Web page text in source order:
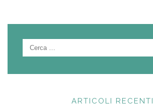
Ricerca
ARTICOLI RECENTI